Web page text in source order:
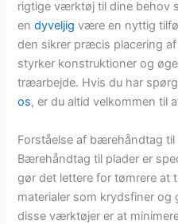
rigtige værktøj til dine behov
endyveljig være en nyttig
den sikrer præcis placering
styrker konstruktioner og
træarbejde. Hvis du har
os, er du altid velkommen til
Forståelse af bærehåndtag til
Bærehåndtag til plader er
gør det lettere for tømrere at
materialer som krydsfiner og
disse værktøjer er at